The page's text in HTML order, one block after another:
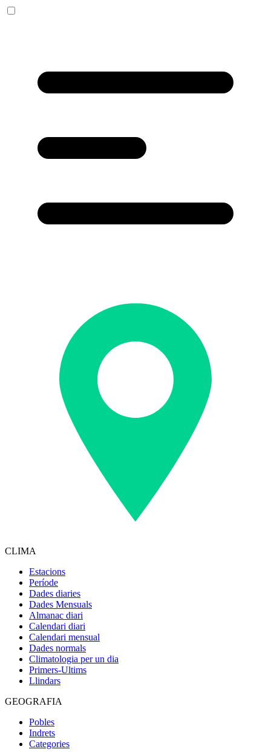
CLIMA
Estacions
Període
Dades diaries
Dades Mensuals
Almanac diari
Calendari diari
Calendari mensual
Dades normals
Climatologia per un dia
Primers-Ultims
Llindars
GEOGRAFIA
Pobles
Indrets
Categories